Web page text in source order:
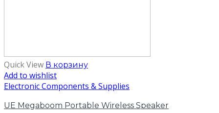
Quick View В корзину
Add to wishlist
Electronic Components & Supplies
UE Megaboom Portable Wireless Speaker